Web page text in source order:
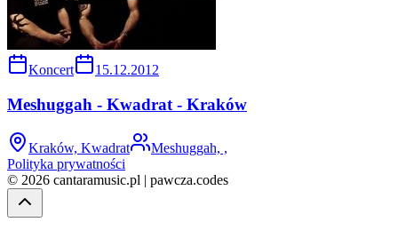
Koncert 15.12.2012
Meshuggah - Kwadrat - Kraków
Kraków, Kwadrat
Meshuggah, ,
Polityka prywatności
© 2026 cantaramusic.pl | pawcza.codes